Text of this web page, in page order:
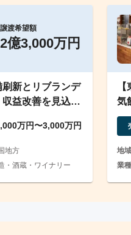
譲渡希望額
2億3,000万円
刷新とリブランデ
収益改善を見込む
万円〜3,000万円
地方
・酒蔵・ワイナリー
気
地域
業種